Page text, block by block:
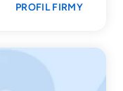
PROFIL FIRMY